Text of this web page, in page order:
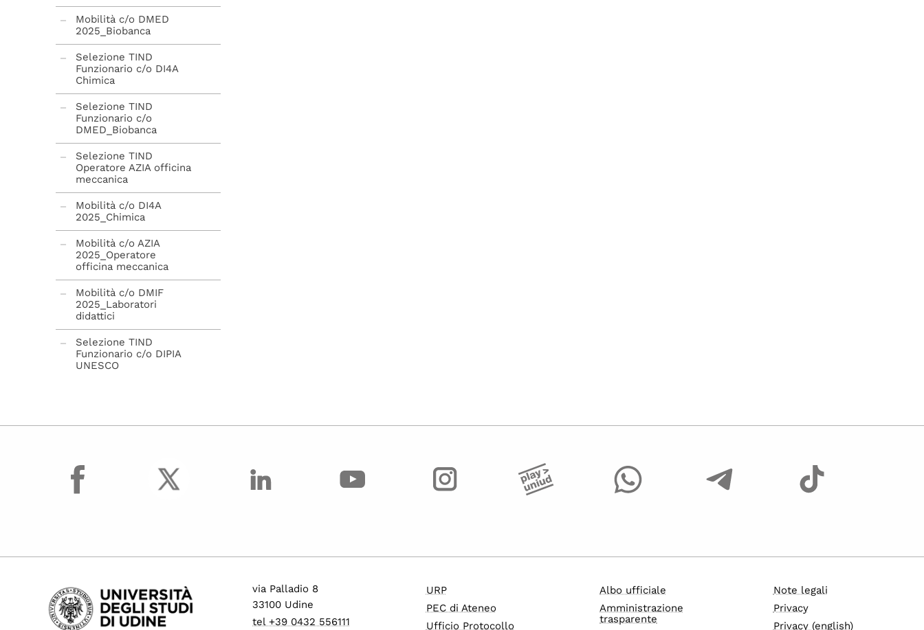
Mobilità c/o DMED
2025_Biobanca
Selezione TIND
Funzionario c/o DI4A
Chimica
Selezione TIND
Funzionario c/o
DMED_Biobanca
Selezione TIND
Operatore AZIA officina
meccanica
Mobilità c/o DI4A
2025_Chimica
Mobilità c/o AZIA
2025_Operatore
officina meccanica
Mobilità c/o DMIF
2025_Laboratori
didattici
Selezione TIND
Funzionario c/o DIPIA
UNESCO
facebook
via Palladio 8
33100 Udine
tel +39 0432 556111
URP
PEC di Ateneo
Ufficio Protocollo
Albo ufficiale
Amministrazione
trasparente
Note legali
Privacy
Privacy (english)